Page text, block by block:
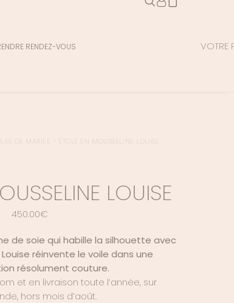
RENDEZ-VOUS VOTRE
DE MARIÉE ETOLE EN MOUSSELINE LOUISE
LOUISE
450.00€
de soie qui habille la silhouette avec
réinvente le voile dans une
résolument couture.
et en livraison toute l’année, sur
hors mois d’août.